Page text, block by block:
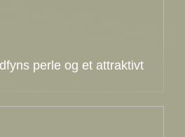
perle og et attraktivt